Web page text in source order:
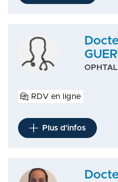
RDV en ligne
Plus d'infos